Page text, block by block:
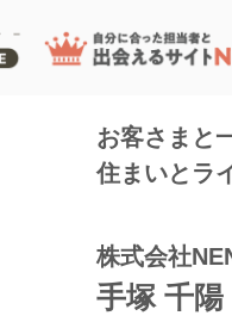
お客さまと
住まいとラ
株式会社
手塚 千陽